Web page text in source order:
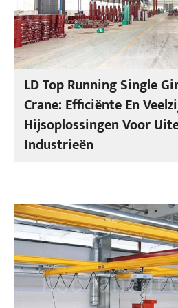
LD Top Running Single
Crane: Efficiënte En
Hijsoplossingen Voor
Industrieën